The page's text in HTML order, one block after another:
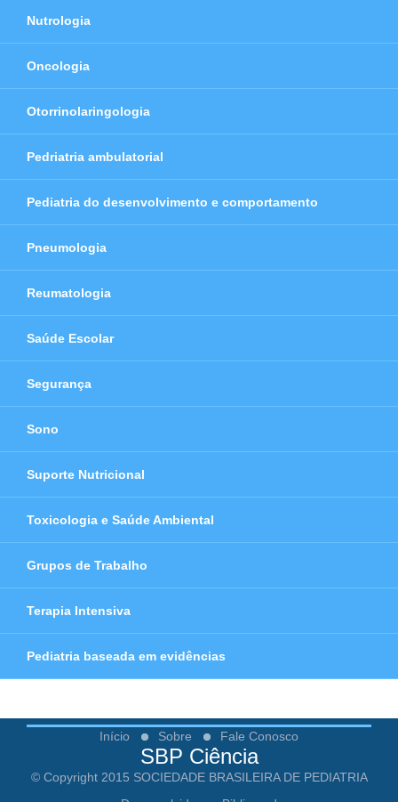
Nutrologia
Oncologia
Otorrinolaringologia
Pedriatria ambulatorial
Pediatria do desenvolvimento e comportamento
Pneumologia
Reumatologia
Saúde Escolar
Segurança
Sono
Suporte Nutricional
Toxicologia e Saúde Ambiental
Grupos de Trabalho
Terapia Intensiva
Pediatria baseada em evidências
Início Sobre Fale Conosco
SBP Ciência
© Copyright 2015 SOCIEDADE BRASILEIRA DE PEDIATRIA